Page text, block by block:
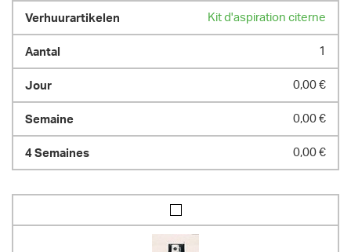
Kit d'aspiration citerne
1
0,00 €
0,00 €
0,00 €